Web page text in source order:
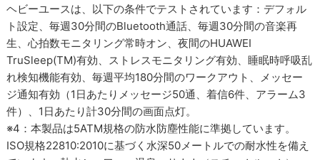
ヘビーユースは、以下の条件でテストされています：デフォル
ト設定、毎週30分間のBluetooth通話、毎週30分間の音楽再
生、心拍数モニタリング常時オン、夜間のHUAWEI
TruSleep(TM)有効、ストレスモニタリング有効、睡眠時呼吸乱
れ検知機能有効、毎週平均180分間のワークアウト、メッセー
ジ通知有効（1日あたりメッセージ50通、着信6件、アラーム3
件）、1日あたり計30分間の画面点灯。
※4：本製品は5ATM規格の防水防塵性能に準拠しています。
ISO規格22810:2010に基づく水深50メートルでの耐水性を備え